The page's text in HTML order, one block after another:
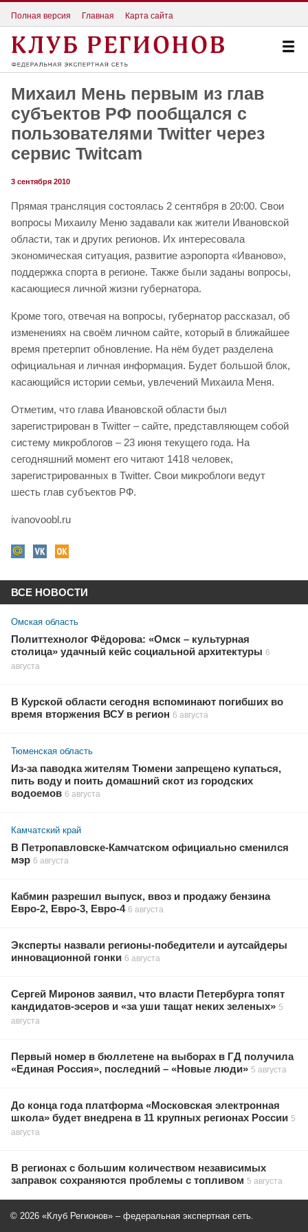
Полная версия Главная Карта сайта
Михаил Мень первым из глав
субъектов РФ пообщался с
пользователями Twitter через
сервис Twitcam
3 сентября 2010
Прямая трансляция состоялась 2 сентября в 20:00. Свои
вопросы Михаилу Меню задавали как жители Ивановской
области, так и других регионов. Их интересовала
экономическая ситуация, развитие аэропорта «Иваново»,
поддержка спорта в регионе. Также были заданы вопросы,
касающиеся личной жизни губернатора.
Кроме того, отвечая на вопросы, губернатор рассказал, об
изменениях на своём личном сайте, который в ближайшее
время претерпит обновление. На нём будет разделена
официальная и личная информация. Будет большой блок,
касающийся истории семьи, увлечений Михаила Меня.
Отметим, что глава Ивановской области был
зарегистрирован в Twitter – сайте, представляющем собой
систему микроблогов – 23 июня текущего года. На
сегодняшний момент его читают 1418 человек,
зарегистрированных в Twitter. Свои микроблоги ведут
шесть глав субъектов РФ.
ivanovoobl.ru
ВСЕ НОВОСТИ
Омская область
Политтехнолог Фёдорова: «Омск – культурная
столица» удачный кейс социальной архитектуры 6
августа
В Курской области сегодня вспоминают погибших во
время вторжения ВСУ в регион 6 августа
Тюменская область
Из-за паводка жителям Тюмени запрещено купаться,
пить воду и поить домашний скот из городских
водоемов 6 августа
Камчатский край
В Петропавловске-Камчатском официально сменился
мэр 6 августа
Кабмин разрешил выпуск, ввоз и продажу бензина
Евро-2, Евро-3, Евро-4 6 августа
Эксперты назвали регионы-победители и аутсайдеры
инновационной гонки 6 августа
Сергей Миронов заявил, что власти Петербурга топят
кандидатов-эсеров и «за уши тащат неких зеленых» 5
августа
Первый номер в бюллетене на выборах в ГД получила
«Единая Россия», последний – «Новые люди» 5 августа
До конца года платформа «Московская электронная
школа» будет внедрена в 11 крупных регионах России 5
августа
В регионах с большим количеством независимых
заправок сохраняются проблемы с топливом 5 августа
© 2026 «Клуб Регионов» – федеральная экспертная сеть.